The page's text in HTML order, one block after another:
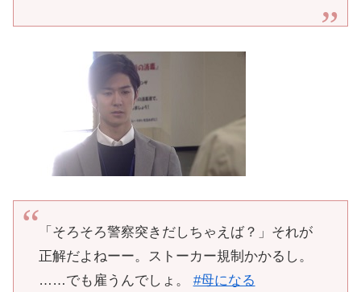
「そろそろ警察突きだしちゃえば？」それが
正解だよねーー。ストーカー規制かかるし。
……でも雇うんでしょ。 #母になる